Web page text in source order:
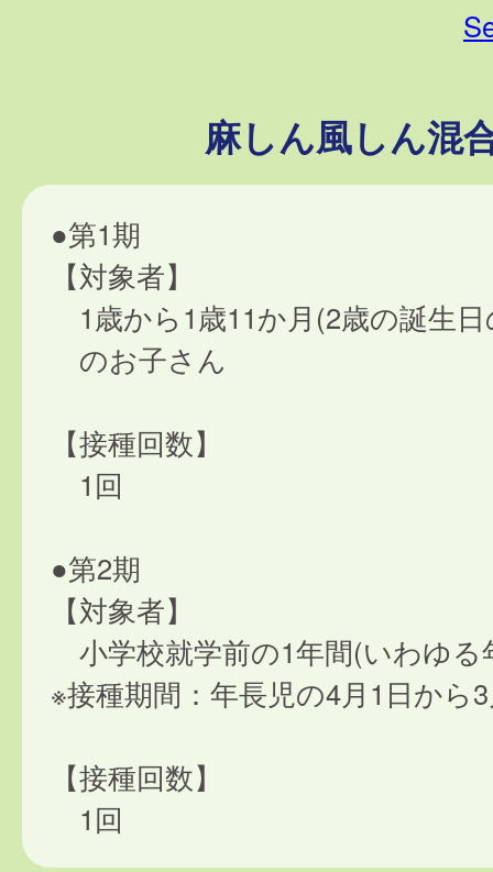
麻しん風しん混
●第1期
【対象者】
1歳から1歳11か月(2歳の誕生
のお子さん
【接種回数】
1回
●第2期
【対象者】
小学校就学前の1年間(いわゆる
※接種期間：年長児の4月1日から
【接種回数】
1回